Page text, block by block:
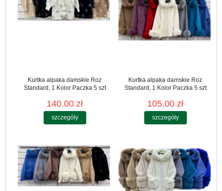
Kurtka alpaka damskie Roz
Standard, 1 Kolor Paczka 5 szt
140.00 zł
szczegóły
Kurtka alpaka damskie Roz
Standard, 1 Kolor Paczka 5 szt
105.00 zł
szczegóły